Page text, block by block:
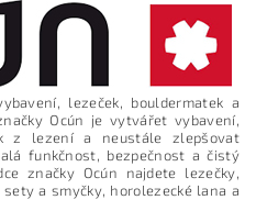
lezeček, bouldermatek a
Ocún je vytvářet vybavení,
z lezení a neustále zlepšovat
funkčnost, bezpečnost a čistý
značky Ocún najdete lezečky,
a smyčky, horolezecké lana a